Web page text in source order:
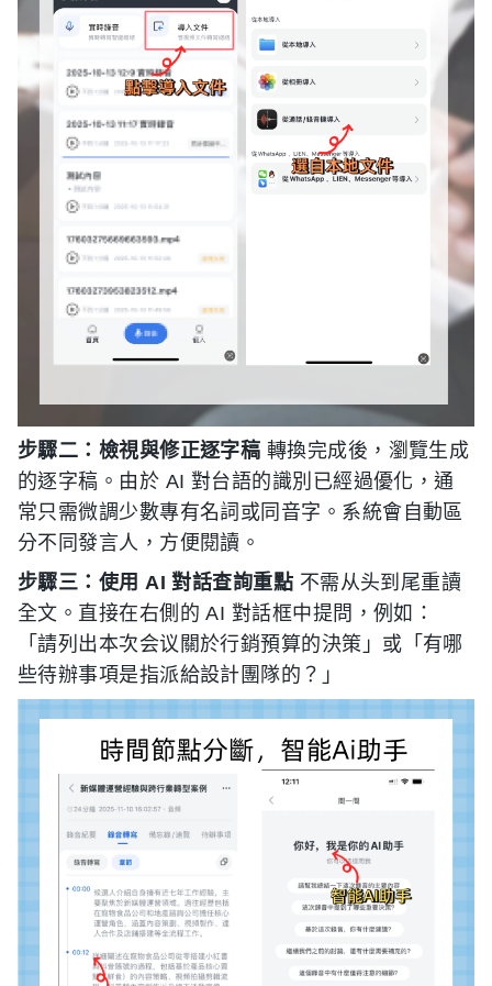
步驟二：檢視與修正逐字稿 轉換完成後，瀏覽生成
的逐字稿。由於 AI 對台語的識別已經過優化，通
常只需微調少數專有名詞或同音字。系統會自動區
分不同發言人，方便閱讀。
步驟三：使用 AI 對話查詢重點 不需从头到尾重讀
全文。直接在右側的 AI 對話框中提問，例如：
「請列出本次会议關於行銷預算的決策」或「有哪
些待辦事項是指派給設計團隊的？」